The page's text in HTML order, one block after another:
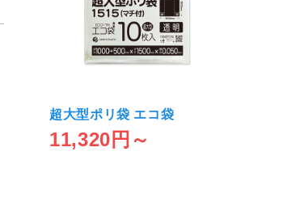
超大型ポリ袋 エコ袋
11,320円～